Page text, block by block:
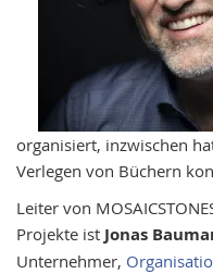
organisiert, inzwischen
Verlegen von Büchern
Leiter von
Projekte ist Jonas
Unternehmer,